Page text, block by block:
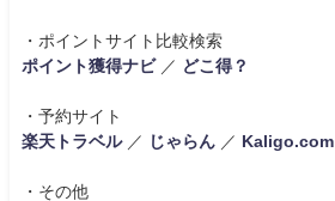
・ポイントサイト比較検索
ポイント獲得ナビ／ どこ得？
・予約サイト
楽天トラベル／ じゃらん ／ Kaligo.com
・その他